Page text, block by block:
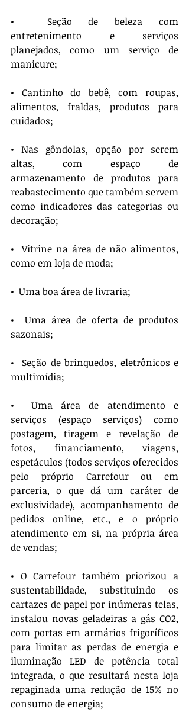
•  Seção de beleza com
entretenimento e serviços
planejados, como um serviço de
manicure;
• Cantinho do bebê, com roupas,
alimentos, fraldas, produtos para
cuidados;
• Nas gôndolas, opção por serem
altas, com espaço de
armazenamento de produtos para
reabastecimento que também servem
como indicadores das categorias ou
decoração;
•  Vitrine na área de não alimentos,
como em loja de moda;
•  Uma boa área de livraria;
•  Uma área de oferta de produtos
sazonais;
•  Seção de brinquedos, eletrônicos e
multimídia;
•  Uma área de atendimento e
serviços (espaço serviços) como
postagem, tiragem e revelação de
fotos, financiamento, viagens,
espetáculos (todos serviços oferecidos
pelo próprio Carrefour ou em
parceria, o que dá um caráter de
exclusividade), acompanhamento de
pedidos online, etc., e o próprio
atendimento em si, na própria área
de vendas;
• O Carrefour também priorizou a
sustentabilidade, substituindo os
cartazes de papel por inúmeras telas,
instalou novas geladeiras a gás CO2,
com portas em armários frigoríficos
para limitar as perdas de energia e
iluminação LED de potência total
integrada, o que resultará nesta loja
repaginada uma redução de 15% no
consumo de energia;